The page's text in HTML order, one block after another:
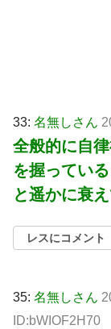
33: 名無しさん
全般的に自
を握ってい
と遥かに衰
レスにコメント
35: 名無しさん
ID:bWIOF2H70